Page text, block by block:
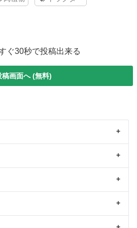
ぐ30秒で投稿出来る
稿画面へ (無料)